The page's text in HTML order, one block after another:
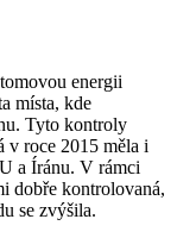
energii
místa, kde
Tyto kontroly
v roce 2015 měla i
a Íránu. V rámci
dobře kontrolovaná,
se zvýšila.